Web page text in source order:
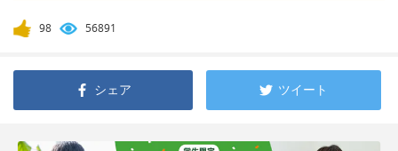
98 56891
シェア ツイート